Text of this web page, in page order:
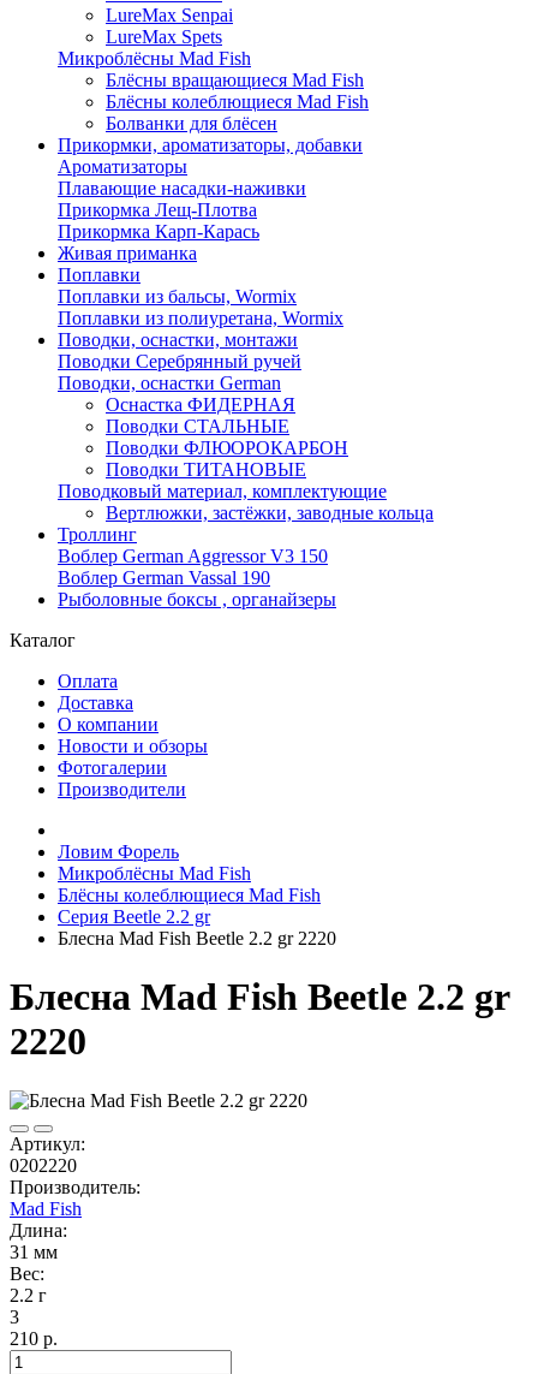
LureMax Senpai
LureMax Spets
Микроблёсны Mad Fish
Блёсны вращающиеся Mad Fish
Блёсны колеблющиеся Mad Fish
Болванки для блёсен
Прикормки, ароматизаторы, добавки
Ароматизаторы
Плавающие насадки-наживки
Прикормка Лещ-Плотва
Прикормка Карп-Карась
Живая приманка
Поплавки
Поплавки из бальсы, Wormix
Поплавки из полиуретана, Wormix
Поводки, оснастки, монтажи
Поводки Серебрянный ручей
Поводки, оснастки German
Оснастка ФИДЕРНАЯ
Поводки СТАЛЬНЫЕ
Поводки ФЛЮОРОКАРБОН
Поводки ТИТАНОВЫЕ
Поводковый материал, комплектующие
Вертлюжки, застёжки, заводные кольца
Троллинг
Воблер German Aggressor V3 150
Воблер German Vassal 190
Рыболовные боксы , органайзеры
Каталог
Оплата
Доставка
О компании
Новости и обзоры
Фотогалерии
Производители
Ловим Форель
Микроблёсны Mad Fish
Блёсны колеблющиеся Mad Fish
Серия Beetle 2.2 gr
Блесна Mad Fish Beetle 2.2 gr 2220
Блесна Mad Fish Beetle 2.2 gr
2220
Артикул:
0202220
Производитель:
Mad Fish
Длина:
31 мм
Вес:
2.2 г
3
210 р.